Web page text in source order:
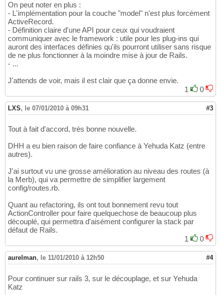
On peut noter en plus :
- L'implémentation pour la couche "model" n'est plus forcément
ActiveRecord.
- Définition claire d'une API pour ceux qui voudraient
communiquer avec le framework : utile pour les plug-ins qui
auront des interfaces définies qu'ils pourront utiliser sans risque
de ne plus fonctionner à la moindre mise à jour de Rails.
- ...
J'attends de voir, mais il est clair que ça donne envie.
1
0
LXS, le 07/01/2010 à 09h31 #3
Tout à fait d'accord, très bonne nouvelle.
DHH a eu bien raison de faire confiance à Yehuda Katz (entre
autres).
J'ai surtout vu une grosse amélioration au niveau des routes (à
la Merb), qui va permettre de simplifier largement
config/routes.rb.
Quant au refactoring, ils ont tout bonnement revu tout
ActionController pour faire quelquechose de beaucoup plus
découplé, qui permettra d'aisément configurer la stack par
défaut de Rails.
1
0
aurelman, le 11/01/2010 à 12h50 #4
Pour continuer sur rails 3, sur le découplage, et sur Yehuda
Katz